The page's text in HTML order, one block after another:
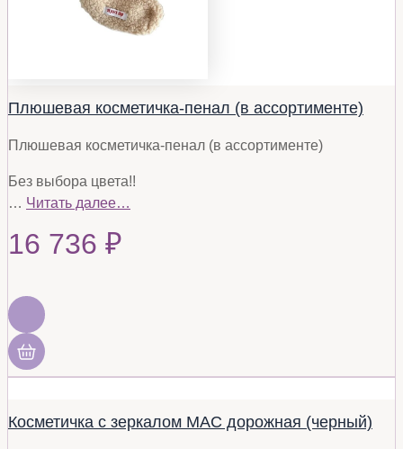
Плюшевая косметичка-пенал (в ассортименте)
Плюшевая косметичка-пенал (в ассортименте)
Без выбора цвета!!
… Читать далее…
16 736 ₽
Косметичка с зеркалом MAC дорожная (черный)